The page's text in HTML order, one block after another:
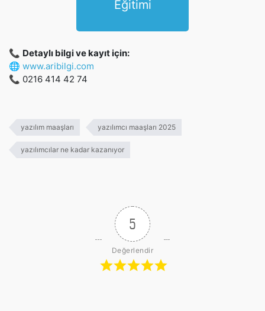
Eğitimi
📞 Detaylı bilgi ve kayıt için:
🌐 www.aribilgi.com
📞 0216 414 42 74
yazılım maaşları yazılımcı maaşları 2025
yazılımcılar ne kadar kazanıyor
5
Değerlendir